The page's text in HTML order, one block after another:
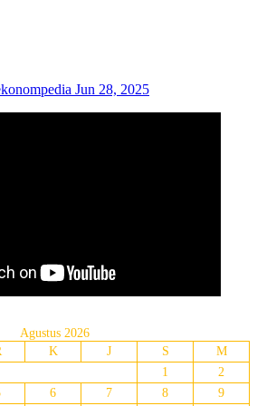
Jun 28, 2025
Agustus 2026
K J S
M
1
2
6 7 8
9